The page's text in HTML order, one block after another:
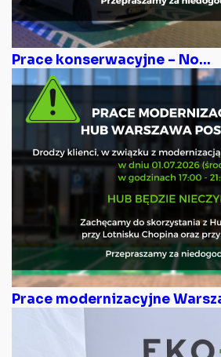
Prace konserwacyjne – No...
Prace modernizacyjne